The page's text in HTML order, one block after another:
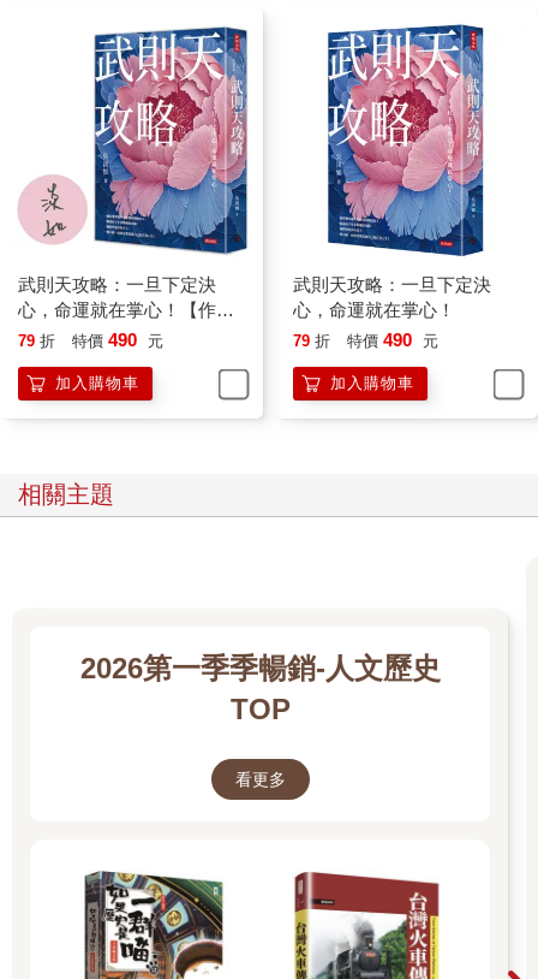
有言明，一切歷史的悲劇與痛苦都來源於這一事實：皇權既是唯
一的權力也是所有的權力。這正是隱藏在中國歷史深處的權力遊
戲的底牌。
武則天當然不會這麼表述她的內心真實感受，但她的所作所為表
明她對這一歷史的底牌深諳在心。她一步步登上帝位，並非她人
生的最初目標，但卻是她的人生不可避免的唯一選擇。她每清除
一個敵人，這一權力遊戲的底牌就隨之清晰一分。她越往上走，
她就越別無選擇。即使到了她登上帝位之後，這一權力遊戲的底
牌並不一定就那麼毫無疑義地穩操在她手中。只要她活著一天，
這唯一的也是全部的權力就是在被無數雙眼睛覬覦著，就有被搶
走的可能。所以只要她活一天，她就要周旋、利用、殺戮一天。
吳淡如由此解釋了武周時代血腥的政治。武則天廢黜和殺戮自己
的子孫，已經無法將她從一個母親的角度來加以評價。吳淡如不
親，你一定覺得她殘酷無情，你只會不斷懷疑，她究竟是不是你
的母親。然而，你無法從「母親」的角度來得到答案。因為即使
作為身處最高也是最危險位置的皇帝，武則天不可能按照一個母
親的立場和思維來做一個母親。在皇權中心的周圍，每一個親人
早在幫助李治取得政治權力中心的過程中，武則天的權力法則心
得就已進一步升級：必需要建立自己的政治集團，以對抗已經存
在的政治集團。這就解釋了為什麼武則天在統治期間翻手為雲覆
制，武則天成功地將整個天下的人都陷入到人人自危的境地。而
在人人自危的普遍性恐慌中，武則天正好可以置身事外。她讓敵
卻催生了她的統治的另一面：她不拘一格啟用新人，在採取包括
科舉制在內的多種舉措的情況下，不同性格、不同品德、不同門
第的人得以進入權力階層。這麼做，也是為了稀釋和對抗關隴集
團所代表的既得利益集團。通過這種權力的分化和平衡，武則天
武則天攻略：一旦下定決
心，命運就在掌心！【作者
親簽版】
79 折 特價 490 元
加入購物車
武則天攻略：一旦下定決
心，命運就在掌心！
79 折 特價 490 元
加入購物車
相關主題
2026第一季季暢銷-人文歷史
TOP
看更多